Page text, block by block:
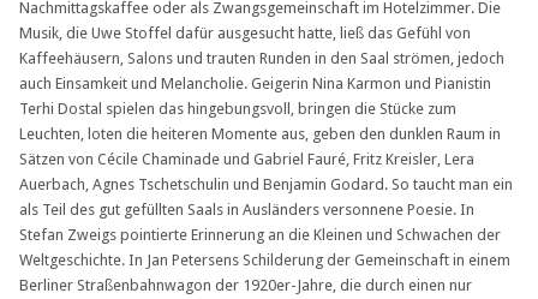
Nachmittagskaffee oder als Zwangsgemeinschaft im Hotelzimmer. Die
Musik, die Uwe Stoffel dafür ausgesucht hatte, ließ das Gefühl von
Kaffeehäusern, Salons und trauten Runden in den Saal strömen, jedoch
auch Einsamkeit und Melancholie. Geigerin Nina Karmon und Pianistin
Terhi Dostal spielen das hingebungsvoll, bringen die Stücke zum
Leuchten, loten die heiteren Momente aus, geben den dunklen Raum in
Sätzen von Cécile Chaminade und Gabriel Fauré, Fritz Kreisler, Lera
Auerbach, Agnes Tschetschulin und Benjamin Godard. So taucht man ein
als Teil des gut gefüllten Saals in Ausländers versonnene Poesie. In
Stefan Zweigs pointierte Erinnerung an die Kleinen und Schwachen der
Weltgeschichte. In Jan Petersens Schilderung der Gemeinschaft in einem
Berliner Straßenbahnwagon der 1920er-Jahre, die durch einen nur